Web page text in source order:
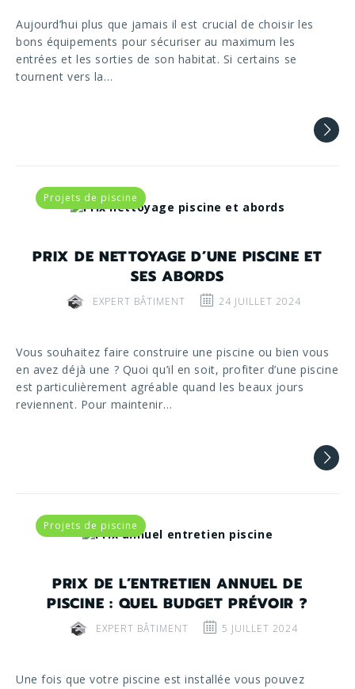
Aujourd’hui plus que jamais il est crucial de choisir les
bons équipements pour sécuriser au maximum les
entrées et les sorties de son habitat. Si certains se
tournent vers la…
PRIX DE NETTOYAGE D’UNE PISCINE ET
SES ABORDS
EXPERT BÂTIMENT 24 JUILLET 2024
Projets de piscine
Vous souhaitez faire construire une piscine ou bien vous
en avez déjà une ? Quoi qu’il en soit, profiter d’une piscine
est particulièrement agréable quand les beaux jours
reviennent. Pour maintenir…
PRIX DE L’ENTRETIEN ANNUEL DE
PISCINE : QUEL BUDGET PRÉVOIR ?
EXPERT BÂTIMENT 5 JUILLET 2024
Projets de piscine
Une fois que votre piscine est installée vous pouvez